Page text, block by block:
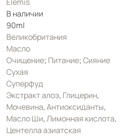
В наличии
90ml
Великобритания
Масло
Очищение; Питание;Сияние
Сухая
Суперфуд
Экстракт алоэ, Глицерин,
Мочевина,Антиоксиданты,
Масло Ши,Лимонная кислота,
Центелла азиатская